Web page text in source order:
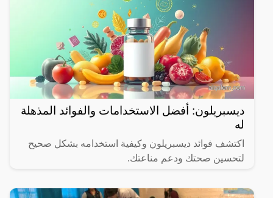
ديسبريلون: أفضل الاستخدامات والفوائد المذهلة
له
اكتشف فوائد ديسبريلون وكيفية استخدامه بشكل صحيح
لتحسين صحتك ودعم مناعتك.